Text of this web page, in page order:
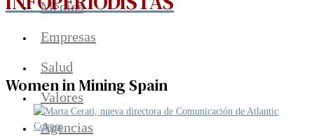
Medios
Empresas
Salud
Valores
Agencias
Women in Mining Spain